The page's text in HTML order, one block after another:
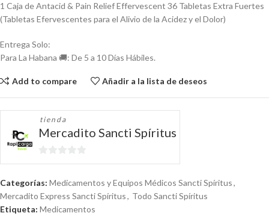
1 Caja de Antacid & Pain Relief Effervescent 36 Tabletas Extra Fuertes
(Tabletas Efervescentes para el Alivio de la Acidez y el Dolor)
Entrega Solo:
Para La Habana 🚚: De 5 a 10 Días Hábiles.
Add to compare Añadir a la lista de deseos
tienda
Mercadito Sancti Spíritus
0
Categorías: Medicamentos y Equipos Médicos Sancti Spíritus,
Mercadito Express Sancti Spíritus, Todo Sancti Spíritus
Etiqueta: Medicamentos